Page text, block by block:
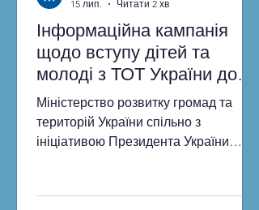
Інформаційна кампанія
щодо вступу дітей та
молоді з ТОТ України до
ЗВО
Міністерство розвитку громад та
територій України спільно з
ініціативою Президента України
інформаційної кампанії щодо вступу
15 лип.
Читати 2 хв